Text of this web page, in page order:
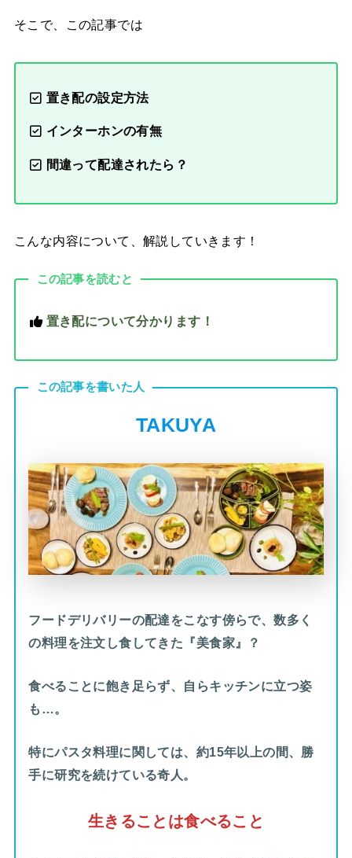
そこで、この記事では
置き配の設定方法
インターホンの有無
間違って配達されたら？
こんな内容について、解説していきます！
この記事を読むと
置き配について分かります！
この記事を書いた人
TAKUYA
フードデリバリーの配達をこなす傍らで、数多く
の料理を注文し食してきた『美食家』？
食べることに飽き足らず、自らキッチンに立つ姿
も…。
特にパスタ料理に関しては、約15年以上の間、勝
手に研究を続けている奇人。
生きることは食べること